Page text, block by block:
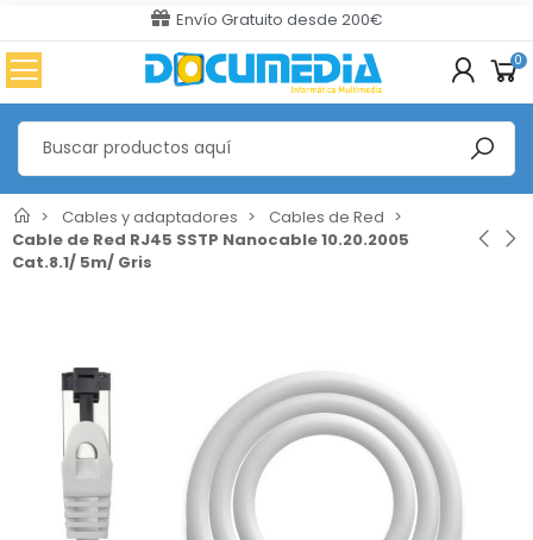
Envío Gratuito desde 200€
0
Cables y adaptadores
Cables de Red
Cable de Red RJ45 SSTP Nanocable 10.20.2005
Cat.8.1/ 5m/ Gris